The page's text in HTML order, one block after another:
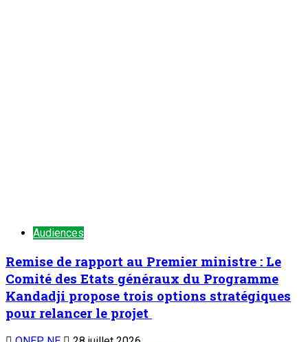
Audiences
Remise de rapport au Premier ministre : Le
Comité des Etats généraux du Programme
Kandadji propose trois options stratégiques
pour relancer le projet